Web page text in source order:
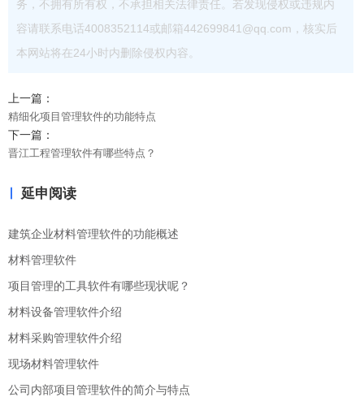
务，不拥有所有权，不承担相关法律责任。若发现侵权或违规内
容请联系电话4008352114或邮箱442699841@qq.com，核实后
本网站将在24小时内删除侵权内容。
上一篇：
精细化项目管理软件的功能特点
下一篇：
晋江工程管理软件有哪些特点？
延申阅读
建筑企业材料管理软件的功能概述
材料管理软件
项目管理的工具软件有哪些现状呢？
材料设备管理软件介绍
材料采购管理软件介绍
现场材料管理软件
公司内部项目管理软件的简介与特点